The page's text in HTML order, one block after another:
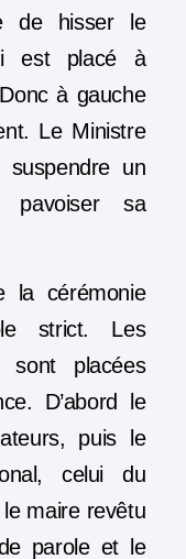
de hisser le
est placé à
à gauche
Le Ministre
suspendre un
pavoiser sa
la cérémonie
strict. Les
sont placées
D’abord le
puis le
celui du
maire revêtu
parole et le